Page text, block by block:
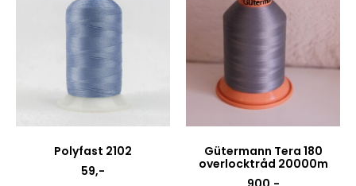
Polyfast 2102
59,-
Gütermann Tera 180
overlocktråd 20000m